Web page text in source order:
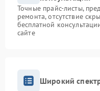
Точные прайс-листы,
ремонта, отсутствие
бесплатной
сайте
Широкий